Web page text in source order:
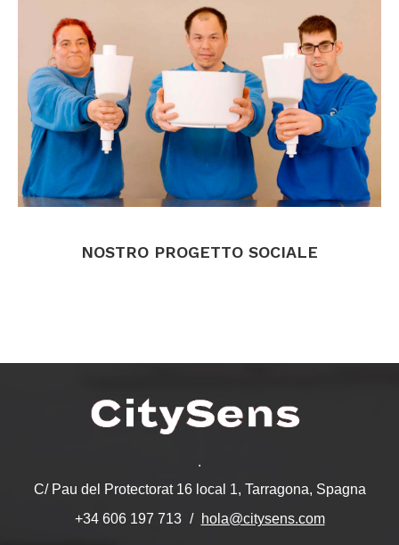
NOSTRO PROGETTO SOCIALE
.
C/ Pau del Protectorat 16 local 1, Tarragona, Spagna
+34 606 197 713
hola@citysens.com